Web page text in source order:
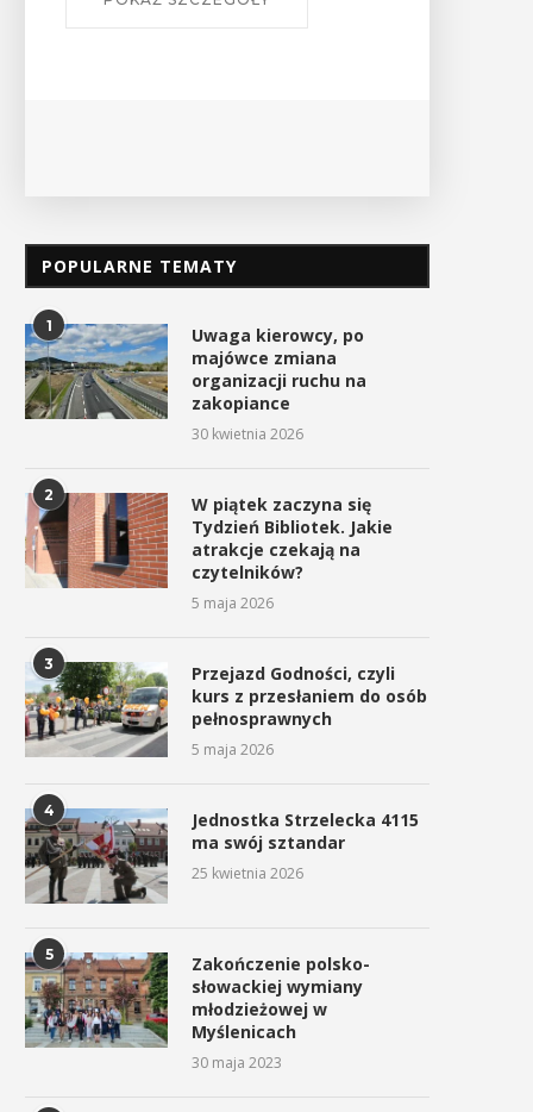
POPULARNE TEMATY
1
Uwaga kierowcy, po
majówce zmiana
organizacji ruchu na
zakopiance
30 kwietnia 2026
2
W piątek zaczyna się
Tydzień Bibliotek. Jakie
atrakcje czekają na
czytelników?
5 maja 2026
3
Przejazd Godności, czyli
kurs z przesłaniem do osób
pełnosprawnych
5 maja 2026
4
Jednostka Strzelecka 4115
ma swój sztandar
25 kwietnia 2026
5
Zakończenie polsko-
słowackiej wymiany
młodzieżowej w
Myślenicach
30 maja 2023